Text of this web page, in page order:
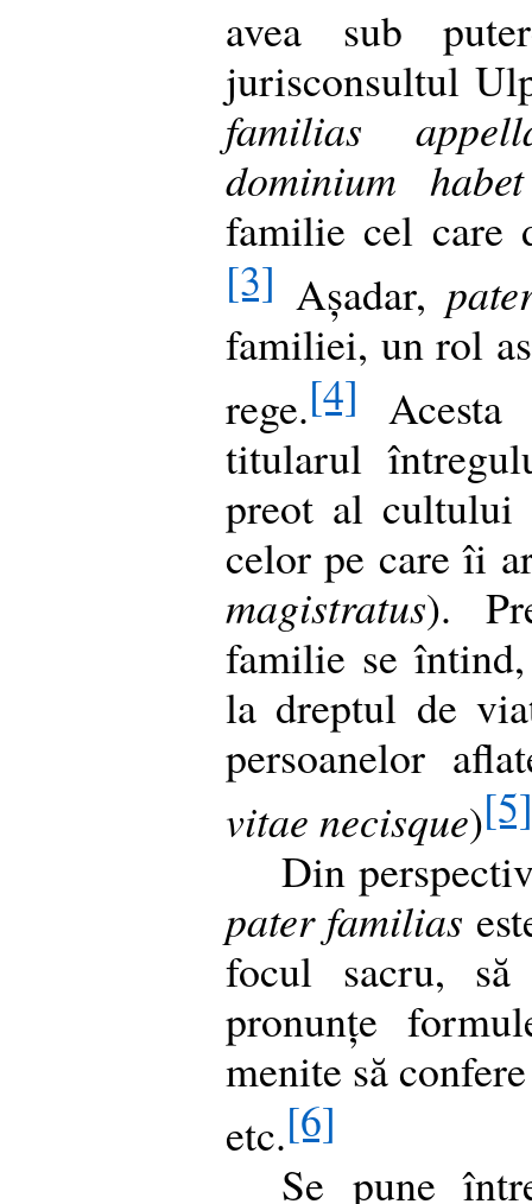
avea sub
jurisconsultul
familias
dominium habet
familie cel care
[3] Așadar,
familiei, un rol
rege.[4]
titularul
preot al
celor pe care îi
magistratus).
familie se întind,
la dreptul de
persoanelor
vitae necisque)[5]
Din
pater familias
focul sacru,
pronunțe
menite să
etc.[6]
Se pune